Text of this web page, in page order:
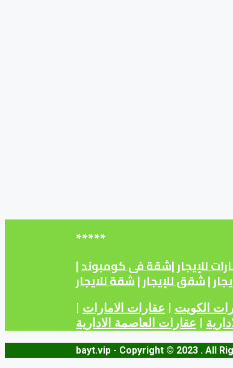
*****
للإيجار|شقة فى كومبوند|
|شقق للإيجار|شقة للايجار
الكويت | عقارات الامارات |
| عقارات العاصمة الادارية